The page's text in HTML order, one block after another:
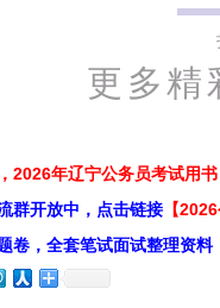
更多精
2026年辽宁公务员考试用书
群开放中，点击链接 【
卷，全套笔试面试整理资料